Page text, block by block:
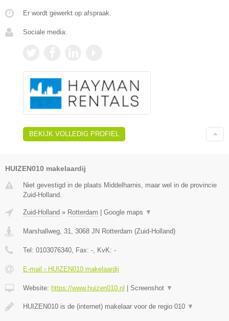
Er wordt gewerkt op afspraak.
Sociale media:
BEKIJK VOLLEDIG PROFIEL
HUIZEN010 makelaardij
Niet gevestigd in de plaats Middelharnis, maar wel in de provincie
Zuid-Holland.
Zuid-Holland » Rotterdam Google maps ▼
Marshallweg, 31, 3068 JN Rotterdam (Zuid-Holland)
Tel: 0103076340, Fax: -, KvK: -
E-mail › HUIZEN010 makelaardij
Website: https://www.huizen010.nl Screenshot ▼
HUIZEN010 is de (internet) makelaar voor de regio 010 ▼